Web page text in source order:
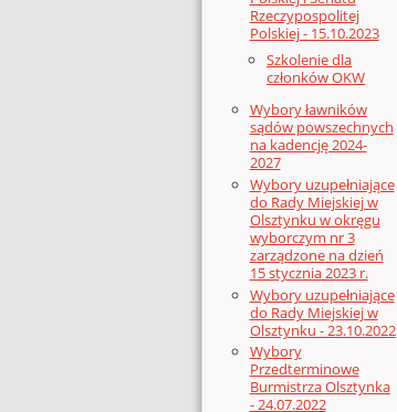
Rzeczypospolitej
Polskiej - 15.10.2023
Szkolenie dla
członków OKW
Wybory ławników
sądów powszechnych
na kadencję 2024-
2027
Wybory uzupełniające
do Rady Miejskiej w
Olsztynku w okręgu
wyborczym nr 3
zarządzone na dzień
15 stycznia 2023 r.
Wybory uzupełniające
do Rady Miejskiej w
Olsztynku - 23.10.2022
Wybory
Przedterminowe
Burmistrza Olsztynka
- 24.07.2022